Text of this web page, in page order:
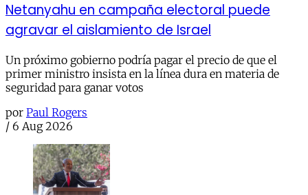
Netanyahu en campaña electoral puede
agravar el aislamiento de Israel
Un próximo gobierno podría pagar el precio de que el
primer ministro insista en la línea dura en materia de
seguridad para ganar votos
por Paul Rogers
/ 6 Aug 2026